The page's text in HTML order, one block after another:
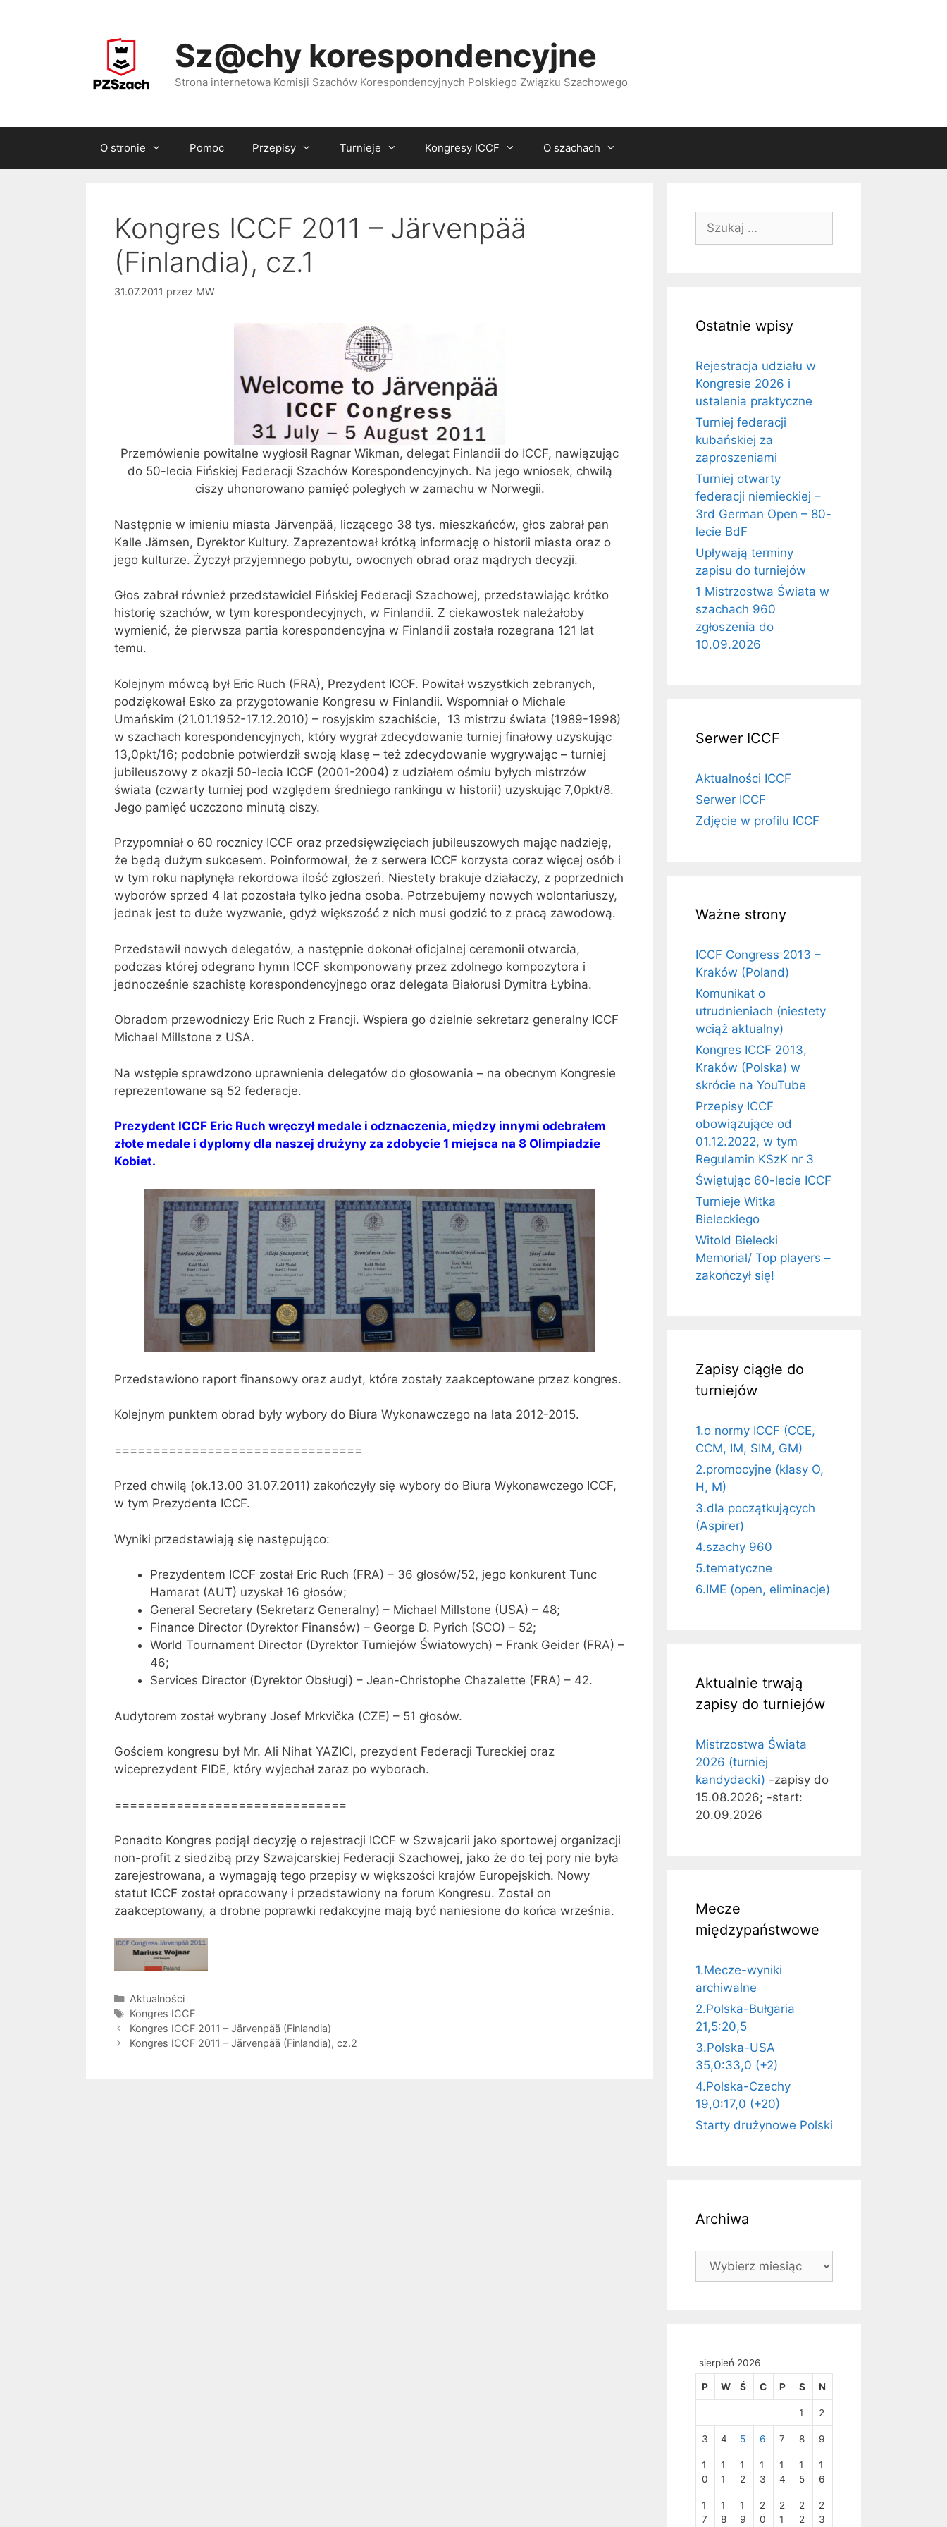
Sz@chy korespondencyjne
Strona internetowa Komisji Szachów Korespondencyjnych Polskiego Związku Szachowego
O stronie Pomoc Przepisy Turnieje Kongresy ICCF O szachach
Kongres ICCF 2011 – Järvenpää
(Finlandia), cz.1
31.07.2011 przez MW
Przemówienie powitalne wygłosił Ragnar Wikman, delegat Finlandii do ICCF, nawiązując
do 50-lecia Fińskiej Federacji Szachów Korespondencyjnych. Na jego wniosek, chwilą
ciszy uhonorowano pamięć poległych w zamachu w Norwegii.
Następnie w imieniu miasta Järvenpää, liczącego 38 tys. mieszkańców, głos zabrał pan
Kalle Jämsen, Dyrektor Kultury. Zaprezentował krótką informację o historii miasta oraz o
jego kulturze. Życzył przyjemnego pobytu, owocnych obrad oraz mądrych decyzji.
Głos zabrał również przedstawiciel Fińskiej Federacji Szachowej, przedstawiając krótko
historię szachów, w tym korespondecyjnych, w Finlandii. Z ciekawostek należałoby
wymienić, że pierwsza partia korespondencyjna w Finlandii została rozegrana 121 lat
temu.
Kolejnym mówcą był Eric Ruch (FRA), Prezydent ICCF. Powitał wszystkich zebranych,
podziękował Esko za przygotowanie Kongresu w Finlandii. Wspomniał o Michale
Umańskim (21.01.1952-17.12.2010) – rosyjskim szachiście, 13 mistrzu świata (1989-1998)
w szachach korespondencyjnych, który wygrał zdecydowanie turniej finałowy uzyskując
13,0pkt/16; podobnie potwierdził swoją klasę – też zdecydowanie wygrywając – turniej
jubileuszowy z okazji 50-lecia ICCF (2001-2004) z udziałem ośmiu byłych mistrzów
świata (czwarty turniej pod względem średniego rankingu w historii) uzyskując 7,0pkt/8.
Jego pamięć uczczono minutą ciszy.
Przypomniał o 60 rocznicy ICCF oraz przedsięwzięciach jubileuszowych mając nadzieję,
że będą dużym sukcesem. Poinformował, że z serwera ICCF korzysta coraz więcej osób i
w tym roku napłynęła rekordowa ilość zgłoszeń. Niestety brakuje działaczy, z poprzednich
wyborów sprzed 4 lat pozostała tylko jedna osoba. Potrzebujemy nowych wolontariuszy,
jednak jest to duże wyzwanie, gdyż większość z nich musi godzić to z pracą zawodową.
Przedstawił nowych delegatów, a następnie dokonał oficjalnej ceremonii otwarcia,
podczas której odegrano hymn ICCF skomponowany przez zdolnego kompozytora i
jednocześnie szachistę korespondencyjnego oraz delegata Białorusi Dymitra Łybina.
Obradom przewodniczy Eric Ruch z Francji. Wspiera go dzielnie sekretarz generalny ICCF
Michael Millstone z USA.
Na wstępie sprawdzono uprawnienia delegatów do głosowania – na obecnym Kongresie
reprezentowane są 52 federacje.
Prezydent ICCF Eric Ruch wręczył medale i odznaczenia, między innymi odebrałem
złote medale i dyplomy dla naszej drużyny za zdobycie 1 miejsca na 8 Olimpiadzie
Kobiet.
Przedstawiono raport finansowy oraz audyt, które zostały zaakceptowane przez kongres.
Kolejnym punktem obrad były wybory do Biura Wykonawczego na lata 2012-2015.
================================
Przed chwilą (ok.13.00 31.07.2011) zakończyły się wybory do Biura Wykonawczego ICCF,
w tym Prezydenta ICCF.
Wyniki przedstawiają się następująco:
Prezydentem ICCF został Eric Ruch (FRA) – 36 głosów/52, jego konkurent Tunc
Hamarat (AUT) uzyskał 16 głosów;
General Secretary (Sekretarz Generalny) – Michael Millstone (USA) – 48;
Finance Director (Dyrektor Finansów) – George D. Pyrich (SCO) – 52;
World Tournament Director (Dyrektor Turniejów Światowych) – Frank Geider (FRA) –
46;
Services Director (Dyrektor Obsługi) – Jean-Christophe Chazalette (FRA) – 42.
Audytorem został wybrany Josef Mrkvička (CZE) – 51 głosów.
Gościem kongresu był Mr. Ali Nihat YAZICI, prezydent Federacji Tureckiej oraz
wiceprezydent FIDE, który wyjechał zaraz po wyborach.
==============================
Ponadto Kongres podjął decyzję o rejestracji ICCF w Szwajcarii jako sportowej organizacji
non-profit z siedzibą przy Szwajcarskiej Federacji Szachowej, jako że do tej pory nie była
zarejestrowana, a wymagają tego przepisy w większości krajów Europejskich. Nowy
statut ICCF został opracowany i przedstawiony na forum Kongresu. Został on
zaakceptowany, a drobne poprawki redakcyjne mają być naniesione do końca września.
Kategorie
Aktualności
Tagi
Kongres ICCF
Kongres ICCF 2011 – Järvenpää (Finlandia)
Kongres ICCF 2011 – Järvenpää (Finlandia), cz.2
Ostatnie wpisy
Rejestracja udziału w
Kongresie 2026 i
ustalenia praktyczne
Turniej federacji
kubańskiej za
zaproszeniami
Turniej otwarty
federacji niemieckiej –
3rd German Open – 80-
lecie BdF
Upływają terminy
zapisu do turniejów
1 Mistrzostwa Świata w
szachach 960
zgłoszenia do
10.09.2026
Serwer ICCF
Aktualności ICCF
Serwer ICCF
Zdjęcie w profilu ICCF
Ważne strony
ICCF Congress 2013 –
Kraków (Poland)
Komunikat o
utrudnieniach (niestety
wciąż aktualny)
Kongres ICCF 2013,
Kraków (Polska) w
skrócie na YouTube
Przepisy ICCF
obowiązujące od
01.12.2022, w tym
Regulamin KSzK nr 3
Świętując 60-lecie ICCF
Turnieje Witka
Bieleckiego
Witold Bielecki
Memorial/ Top players –
zakończył się!
Zapisy ciągłe do
turniejów
1.o normy ICCF (CCE,
CCM, IM, SIM, GM)
2.promocyjne (klasy O,
H, M)
3.dla początkujących
(Aspirer)
4.szachy 960
5.tematyczne
6.IME (open, eliminacje)
Aktualnie trwają
zapisy do turniejów
Mistrzostwa Świata
2026 (turniej
kandydacki) -zapisy do
15.08.2026; -start:
20.09.2026
Mecze
międzypaństwowe
1.Mecze-wyniki
archiwalne
2.Polska-Bułgaria
21,5:20,5
3.Polska-USA
35,0:33,0 (+2)
4.Polska-Czechy
19,0:17,0 (+20)
Starty drużynowe Polski
Archiwa
Archiwa
sierpień 2026
P W Ś C P S N
1 2
3 4 5 6 7 8 9
1
0
1
1
1
2
1
3
1
4
1
5
1
6
1
7
1
8
1
9
2
0
2
1
2
2
2
3